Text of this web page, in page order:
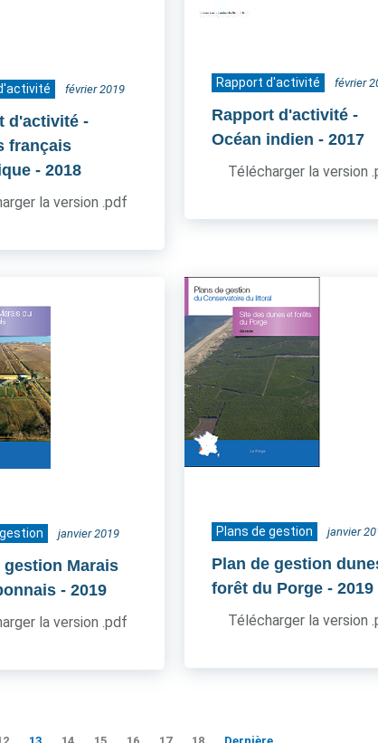
février 2019
d'activité -
français
- 2018
la version .pdf
Rapport d'activité février
Rapport d'activité -
Océan indien - 2017
Télécharger la version
janvier 2019
gestion Marais
- 2019
la version .pdf
Plans de gestion janvier
Plan de gestion
forêt du Porge - 2019
Télécharger la version